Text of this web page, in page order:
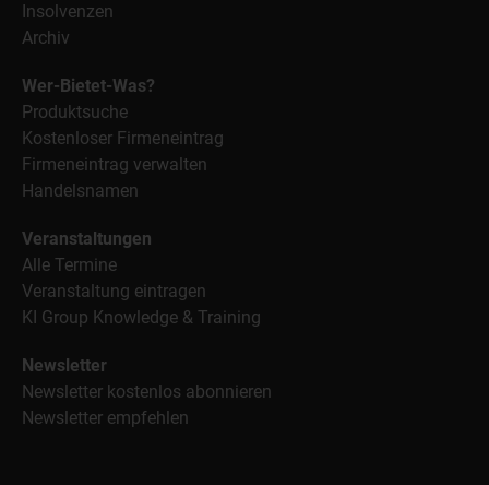
Insolvenzen
Archiv
Wer-Bietet-Was?
Produktsuche
Kostenloser Firmeneintrag
Firmeneintrag verwalten
Handelsnamen
Veranstaltungen
Alle Termine
Veranstaltung eintragen
KI Group Knowledge & Training
Newsletter
Newsletter kostenlos abonnieren
Newsletter empfehlen